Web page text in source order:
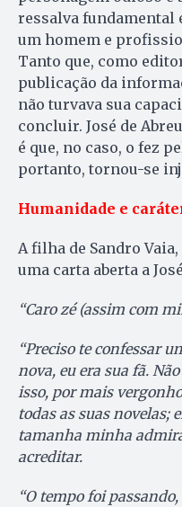
ressalva fundamental
um homem e
Tanto que, como
publicação da
não turvava sua
concluir. José de
é que, no caso, o fez
portanto, tornou-se
Humanidade e
A filha de Sandro Vaia,
uma carta aberta a
“Caro zé (assim com
“Preciso te confessar
nova, eu era sua fã.
isso, por mais
todas as suas novelas;
tamanha minha
acreditar.
“O tempo foi